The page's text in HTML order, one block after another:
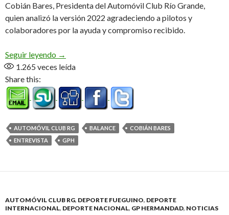
Cobián Bares, Presidenta del Automóvil Club Río Grande,
quien analizó la versión 2022 agradeciendo a pilotos y
colaboradores por la ayuda y compromiso recibido.
Seguir leyendo «Fue un arduo trabajo de tres meses, pero
→
1.265 veces leída
Share this:
AUTOMÓVIL CLUB RG BALANCE
COBIÁN BARES
ENTREVISTA
GPH
AUTOMÓVIL CLUB RG, DEPORTE FUEGUINO, DEPORTE
INTERNACIONAL, DEPORTE NACIONAL, GP HERMANDAD, NOTICIAS